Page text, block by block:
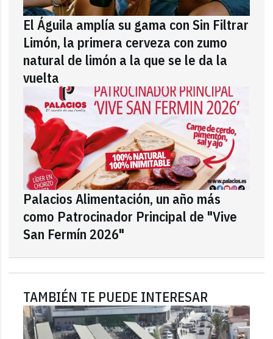
El Águila amplía su gama con Sin Filtrar
Limón, la primera cerveza con zumo
natural de limón a la que se le da la
vuelta
Palacios Alimentación, un año más
como Patrocinador Principal de "Vive
San Fermín 2026"
TAMBIÉN TE PUEDE INTERESAR